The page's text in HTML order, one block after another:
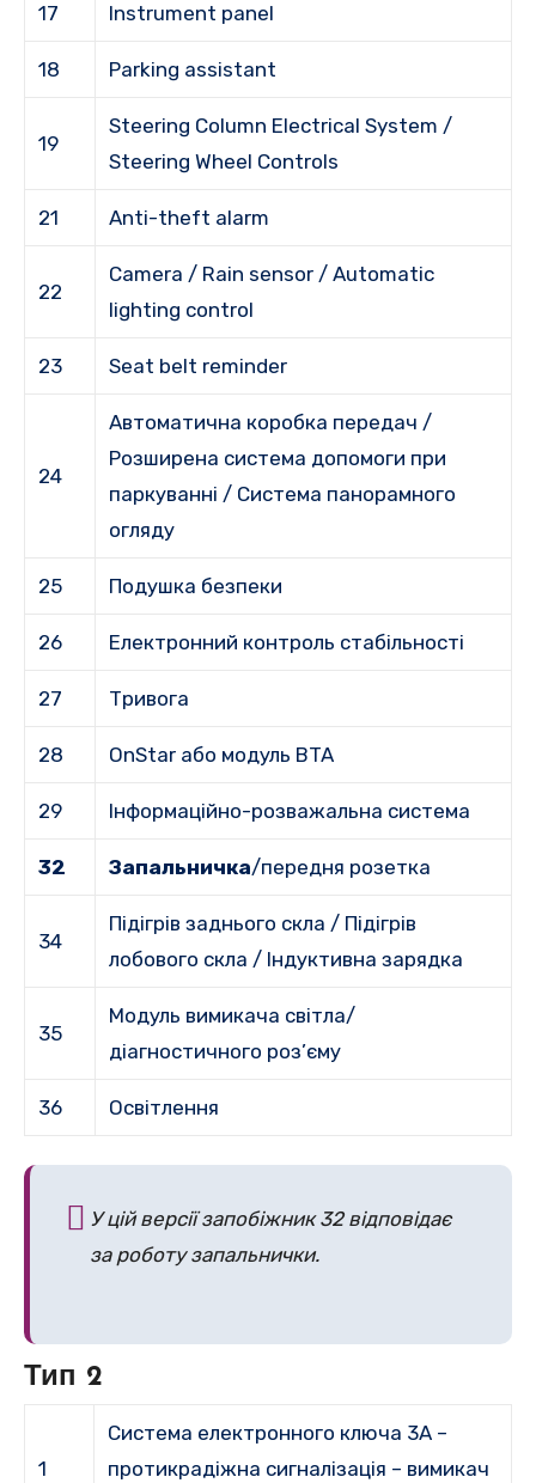
17 Instrument panel
18 Parking assistant
19
Steering Column Electrical System /
Steering Wheel Controls
21 Anti-theft alarm
22
Camera / Rain sensor / Automatic
lighting control
23 Seat belt reminder
24
Автоматична коробка передач /
Розширена система допомоги при
паркуванні / Система панорамного
огляду
25 Подушка безпеки
26 Електронний контроль стабільності
27 Тривога
28 OnStar або модуль BTA
29 Інформаційно-розважальна система
32 Запальничка/передня розетка
34
Підігрів заднього скла / Підігрів
лобового скла / Індуктивна зарядка
35
Модуль вимикача світла/
діагностичного роз’єму
36 Освітлення
У цій версії запобіжник 32 відповідає
за роботу запальнички.
Тип 2
1
Система електронного ключа 3A –
протикрадіжна сигналізація – вимикач